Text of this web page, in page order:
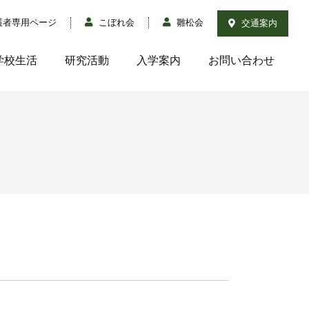
専用ページ こぼれ会 雛松会 交通案内
校生活 研究活動 入学案内 お問い合わせ